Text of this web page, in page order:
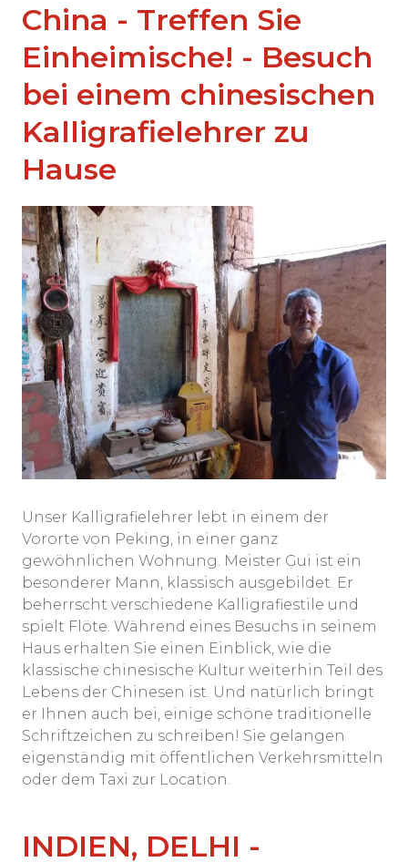
China - Treffen Sie
Einheimische! - Besuch
bei einem chinesischen
Kalligrafielehrer zu
Hause
Unser Kalligrafielehrer lebt in einem der
Vororte von Peking, in einer ganz
gewöhnlichen Wohnung. Meister Gui ist ein
besonderer Mann, klassisch ausgebildet. Er
beherrscht verschiedene Kalligrafiestile und
spielt Flöte. Während eines Besuchs in seinem
Haus erhalten Sie einen Einblick, wie die
klassische chinesische Kultur weiterhin Teil des
Lebens der Chinesen ist. Und natürlich bringt
er Ihnen auch bei, einige schöne traditionelle
Schriftzeichen zu schreiben! Sie gelangen
eigenständig mit öffentlichen Verkehrsmitteln
oder dem Taxi zur Location.
INDIEN, DELHI -